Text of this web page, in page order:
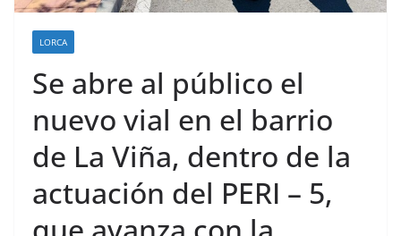
LORCA
Se abre al público el
nuevo vial en el barrio
de La Viña, dentro de la
actuación del PERI – 5,